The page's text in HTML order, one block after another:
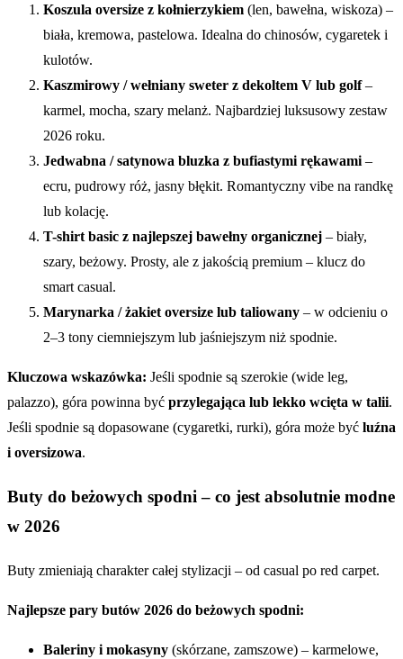
Koszula oversize z kołnierzykiem (len, bawełna, wiskoza) –
biała, kremowa, pastelowa. Idealna do chinosów, cygaretek i
kulotów.
Kaszmirowy / wełniany sweter z dekoltem V lub golf–
karmel, mocha, szary melanż. Najbardziej luksusowy zestaw
2026 roku.
Jedwabna / satynowa bluzka z bufiastymi rękawami –
ecru, pudrowy róż, jasny błękit. Romantyczny vibe na randkę
lub kolację.
T-shirt basic z najlepszej bawełny organicznej – biały,
szary, beżowy. Prosty, ale z jakością premium – klucz do
smart casual.
Marynarka / żakiet oversize lub taliowany – w odcieniu o
2–3 tony ciemniejszym lub jaśniejszym niż spodnie.
Kluczowa wskazówka: Jeśli spodnie są szerokie (wide leg,
palazzo), góra powinna być przylegająca lub lekko wcięta w talii.
Jeśli spodnie są dopasowane (cygaretki, rurki), góra może być luźna
i oversizowa.
Buty do beżowych spodni – co jest absolutnie modne
w 2026
Buty zmieniają charakter całej stylizacji – od casual po red carpet.
Najlepsze pary butów 2026 do beżowych spodni:
Baleriny i mokasyny (skórzane, zamszowe) – karmelowe,